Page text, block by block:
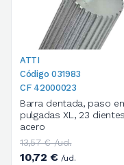
ATTI
Código 031983
CF 42000023
Barra dentada, paso en
pulgadas XL, 23
acero
13,57 € /ud.
10,72 €/ud.